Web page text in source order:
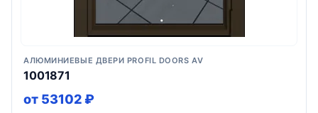
АЛЮМИНИЕВЫЕ ДВЕРИ PROFIL DOORS AV
1001871
от 53102 ₽